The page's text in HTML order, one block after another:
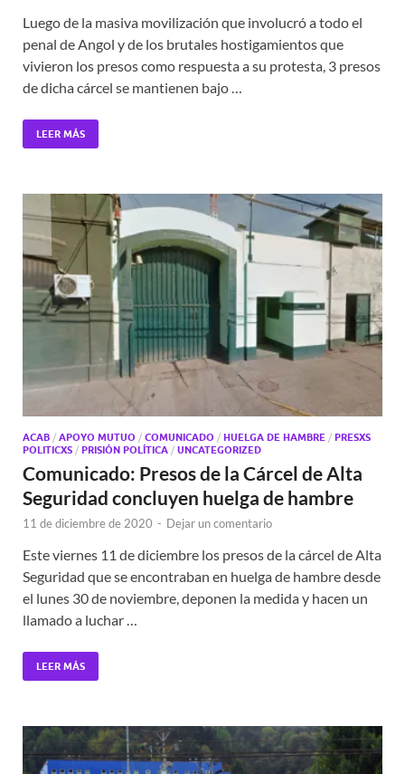
Luego de la masiva movilización que involucró a todo el
penal de Angol y de los brutales hostigamientos que
vivieron los presos como respuesta a su protesta, 3 presos
de dicha cárcel se mantienen bajo …
LEER MÁS
ACAB / APOYO MUTUO / COMUNICADO / HUELGA DE HAMBRE / PRESXS
POLITICXS / PRISIÓN POLÍTICA / UNCATEGORIZED
Comunicado: Presos de la Cárcel de Alta
Seguridad concluyen huelga de hambre
11 de diciembre de 2020 - Dejar un comentario
Este viernes 11 de diciembre los presos de la cárcel de Alta
Seguridad que se encontraban en huelga de hambre desde
el lunes 30 de noviembre, deponen la medida y hacen un
llamado a luchar …
LEER MÁS